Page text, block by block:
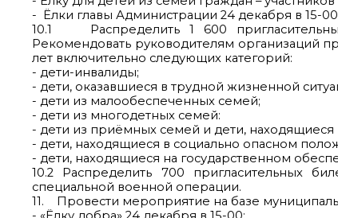
- Ёлки главы Администрации 24 декабря в 15-
10.1 Распределить 1 600
Рекомендовать руководителям организаций
лет включительно следующих категорий:
- дети-инвалиды;
- дети, оказавшиеся в трудной жизненной
- дети из малообеспеченных семей;
- дети из многодетных семей:
- дети из приёмных семей и дети, находящиеся
- дети, находящиеся в социально опасном
- дети, находящиеся на государственном
10.2 Распределить 700 пригласительных
специальной военной операции.
11. Провести мероприятие на базе